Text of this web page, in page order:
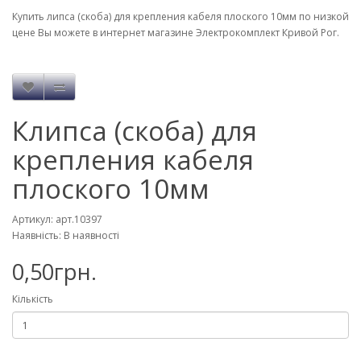
Купить липса (скоба) для крепления кабеля плоского 10мм по низкой
цене Вы можете в интернет магазине Электрокомплект Кривой Рог.
Клипса (скоба) для
крепления кабеля
плоского 10мм
Артикул: арт.10397
Наявність: В наявності
0,50грн.
Кількість